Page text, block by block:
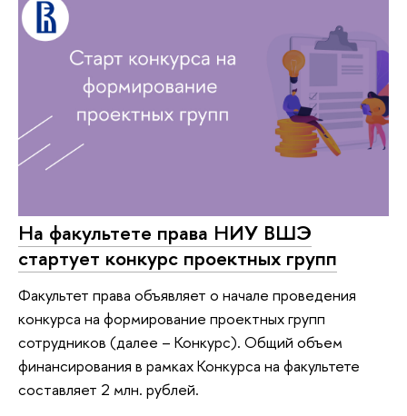
На факультете права НИУ ВШЭ
стартует конкурс проектных групп
Факультет права объявляет о начале проведения
конкурса на формирование проектных групп
сотрудников (далее – Конкурс). Общий объем
финансирования в рамках Конкурса на факультете
составляет 2 млн. рублей.